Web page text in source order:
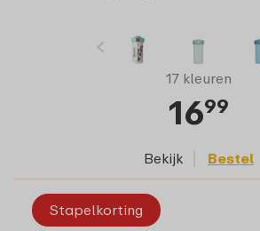
17 kleuren
1699
Bekijk Bestel
Stapelkorting